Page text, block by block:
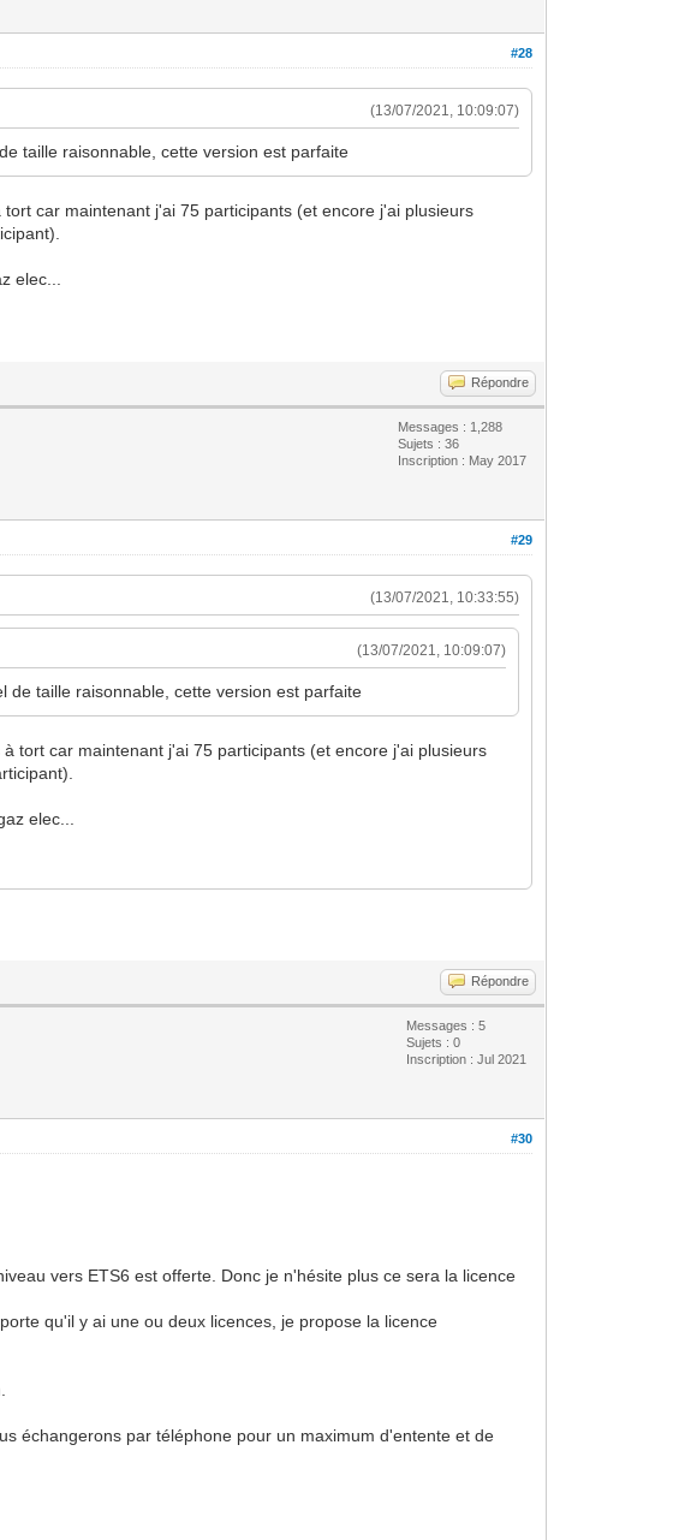
#28
(13/07/2021, 10:09:07)
taille raisonnable, cette version est parfaite
car maintenant j'ai 75 participants (et encore j'ai plusieurs
elec...
Répondre
Messages : 1,288
Sujets : 36
Inscription : May 2017
#29
(13/07/2021, 10:33:55)
(13/07/2021, 10:09:07)
de taille raisonnable, cette version est parfaite
tort car maintenant j'ai 75 participants (et encore j'ai plusieurs
elec...
Répondre
Messages : 5
Sujets : 0
Inscription : Jul 2021
#30
vers ETS6 est offerte. Donc je n'hésite plus ce sera la licence
qu'il y ai une ou deux licences, je propose la licence
échangerons par téléphone pour un maximum d'entente et de